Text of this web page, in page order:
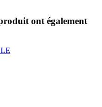
ont également